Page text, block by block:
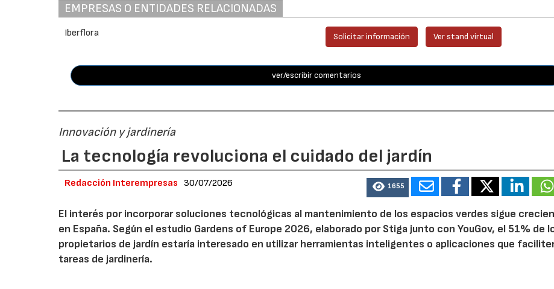
EMPRESAS O ENTIDADES RELACIONADAS
Iberflora Solicitar información Ver stand virtual
ver/escribir comentarios
Innovación y jardinería
La tecnología revoluciona el cuidado del jardín
Redacción Interempresas 30/07/2026 1655
El interés por incorporar soluciones tecnológicas al mantenimiento de los espacios verdes sigue
en España. Según el estudio Gardens of Europe 2026, elaborado por Stiga junto con YouGov, el 51% de
propietarios de jardín estaría interesado en utilizar herramientas inteligentes o aplicaciones que
tareas de jardinería.